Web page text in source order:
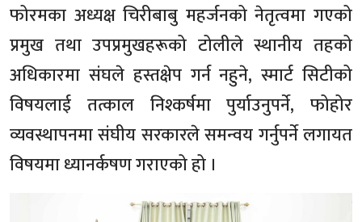
फोरमका अध्यक्ष चिरीबाबु महर्जनको नेतृत्वमा गएको
प्रमुख तथा उपप्रमुखहरूको टोलीले स्थानीय तहको
अधिकारमा संघले हस्तक्षेप गर्न नहुने, स्मार्ट सिटीको
विषयलाई तत्काल निश्कर्षमा पुर्याउनुपर्ने, फोहोर
व्यवस्थापनमा संघीय सरकारले समन्वय गर्नुपर्ने लगायत
विषयमा ध्यानर्कषण गराएको हो ।